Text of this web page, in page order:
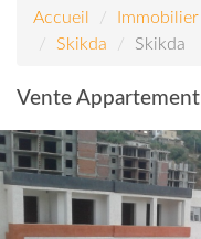
Accueil Immobilier
Skikda
Skikda
Vente